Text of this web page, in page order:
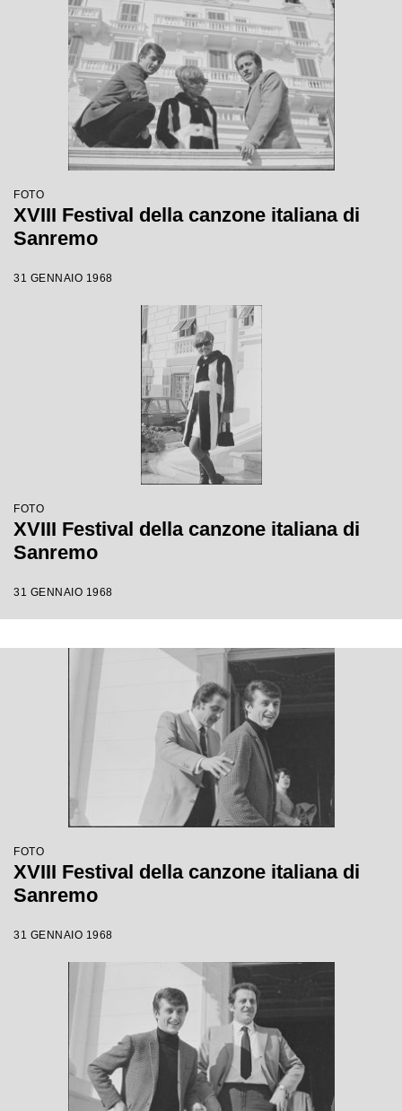
FOTO
XVIII Festival della canzone italiana di
Sanremo
31 GENNAIO 1968
FOTO
XVIII Festival della canzone italiana di
Sanremo
31 GENNAIO 1968
FOTO
XVIII Festival della canzone italiana di
Sanremo
31 GENNAIO 1968